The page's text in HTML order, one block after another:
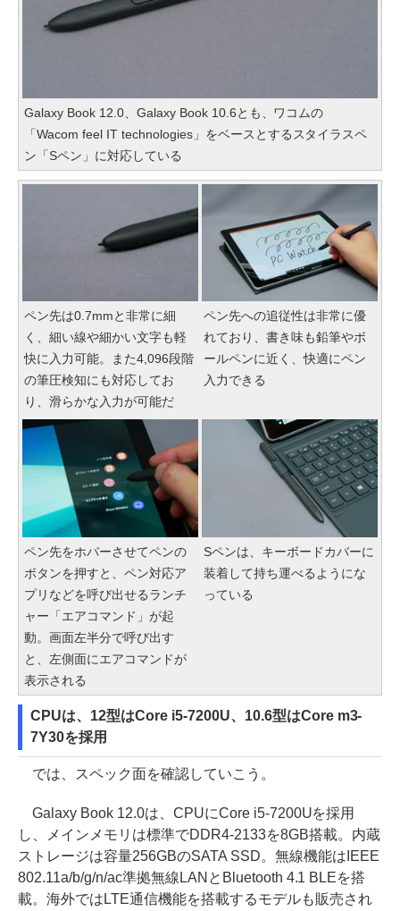
Galaxy Book 12.0、Galaxy Book 10.6とも、ワコムの
「Wacom feel IT technologies」をベースとするスタイラスペ
ン「Sペン」に対応している
ペン先は0.7mmと非常に細
く、細い線や細かい文字も軽
快に入力可能。また4,096段階
の筆圧検知にも対応してお
り、滑らかな入力が可能だ
ペン先への追従性は非常に優
れており、書き味も鉛筆やボ
ールペンに近く、快適にペン
入力できる
ペン先をホバーさせてペンの
ボタンを押すと、ペン対応ア
プリなどを呼び出せるランチ
ャー「エアコマンド」が起
動。画面左半分で呼び出す
と、左側面にエアコマンドが
表示される
Sペンは、キーボードカバーに
装着して持ち運べるようにな
っている
CPUは、12型はCore i5-7200U、10.6型はCore m3-
7Y30を採用
では、スペック面を確認していこう。
Galaxy Book 12.0は、CPUにCore i5-7200Uを採用
し、メインメモリは標準でDDR4-2133を8GB搭載。内蔵
ストレージは容量256GBのSATA SSD。無線機能はIEEE
802.11a/b/g/n/ac準拠無線LANとBluetooth 4.1 BLEを搭
載。海外ではLTE通信機能を搭載するモデルも販売され